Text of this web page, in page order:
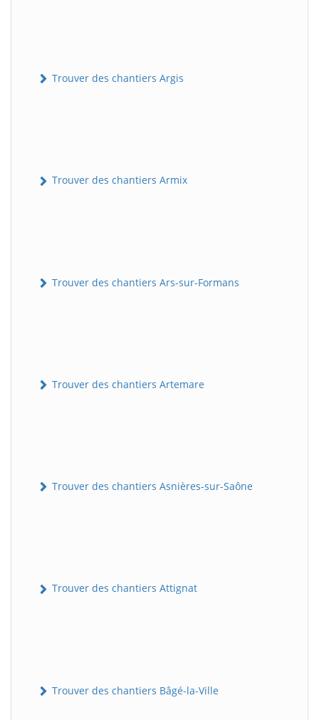
Trouver des chantiers Argis
Trouver des chantiers Armix
Trouver des chantiers Ars-sur-Formans
Trouver des chantiers Artemare
Trouver des chantiers Asnières-sur-Saône
Trouver des chantiers Attignat
Trouver des chantiers Bâgé-la-Ville